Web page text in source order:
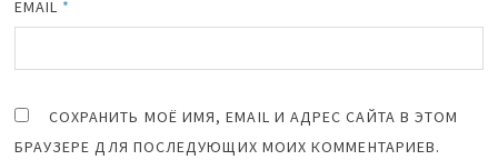
EMAIL *
СОХРАНИТЬ МОЁ ИМЯ, EMAIL И АДРЕС САЙТА В ЭТОМ
БРАУЗЕРЕ ДЛЯ ПОСЛЕДУЮЩИХ МОИХ КОММЕНТАРИЕВ.